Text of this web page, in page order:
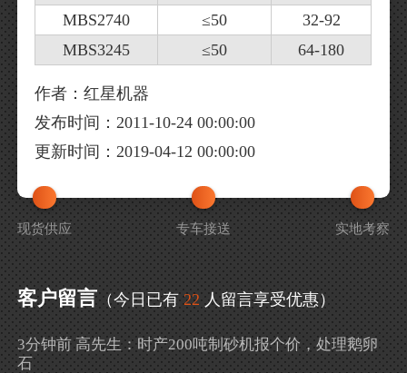
MBS2740
≤50
32-92
MBS3245
≤50 64-180
作者：红星机器
发布时间：2011-10-24 00:00:00
更新时间：2019-04-12 00:00:00
现货供应 专车接送 实地考察
客户留言 （今日已有 22 人留言享受优惠）
3分钟前 高先生：时产200吨制砂机报个价，处理鹅卵
石